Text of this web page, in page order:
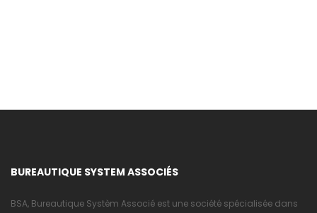
BUREAUTIQUE SYSTEM ASSOCIÉS
BSA, Bureautique Systèm Associé est une société spécialisée dans